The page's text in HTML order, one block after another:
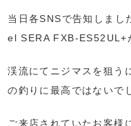
当日各SNSで告知しまし
el SERA FXB-ES52UL+
渓流にてニジマスを狙う
の釣りに最高ではないで
ご来店されていたお客様